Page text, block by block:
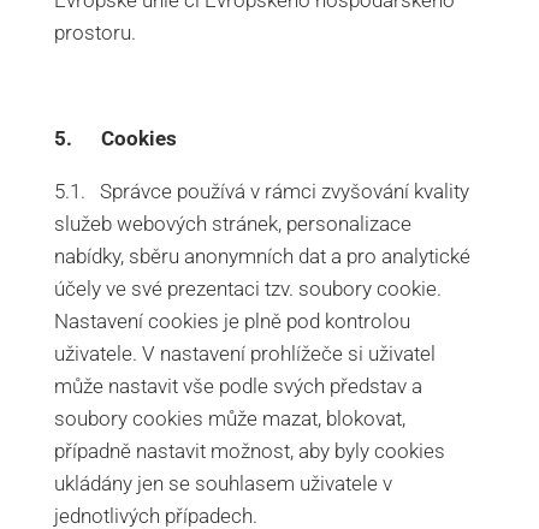
prostoru.
5. Cookies
5.1. Správce používá v rámci zvyšování kvality
služeb webových stránek, personalizace
nabídky, sběru anonymních dat a pro analytické
účely ve své prezentaci tzv. soubory cookie.
Nastavení cookies je plně pod kontrolou
uživatele. V nastavení prohlížeče si uživatel
může nastavit vše podle svých představ a
soubory cookies může mazat, blokovat,
případně nastavit možnost, aby byly cookies
ukládány jen se souhlasem uživatele v
jednotlivých případech.